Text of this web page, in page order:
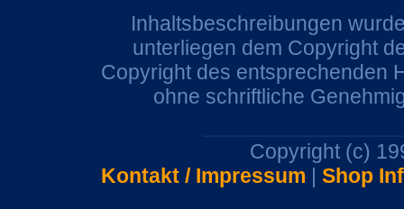
Inhaltsbeschreibungen
unterliegen dem Copyright
Copyright des entsprechenden
ohne schriftliche
Copyright (c)
Kontakt / Impressum | Shop